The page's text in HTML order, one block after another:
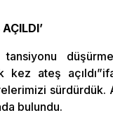
tansiyonu
ateş
sürdürdük.
bulundu.